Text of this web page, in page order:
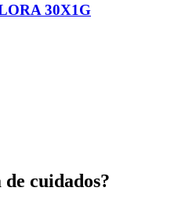
30X1G
cuidados?